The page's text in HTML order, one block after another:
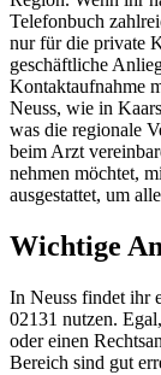
Telefonbuch
nur für die private
geschäftliche
Kontaktaufnahme
Neuss, wie in
was die regionale
beim Arzt
nehmen möchtet,
ausgestattet, um
Wichtige
In Neuss findet ihr
02131 nutzen.
oder einen
Bereich sind gut